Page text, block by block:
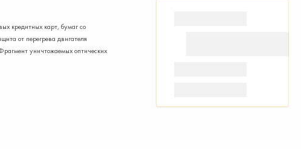
кредитных карт, бумаг со
от перегрева двигателя
уничтожаемых оптических